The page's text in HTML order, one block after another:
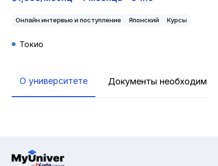
Онлайн интервью и поступление Японский Курсы
Токио
О университете Документы